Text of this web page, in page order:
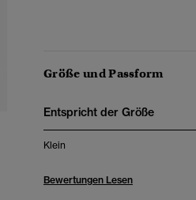
Größe und Passform
Entspricht der Größe
Klein
Bewertungen Lesen